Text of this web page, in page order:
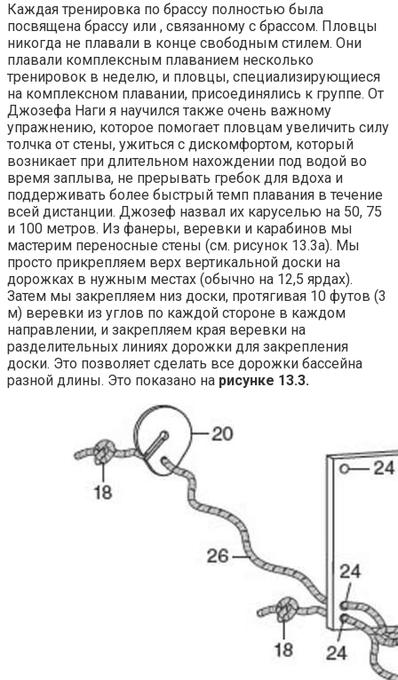
Каждая тренировка по брассу полностью была
посвящена брассу или , связанному с брассом. Пловцы
никогда не плавали в конце свободным стилем. Они
плавали комплексным плаванием несколько
тренировок в неделю, и пловцы, специализирующиеся
на комплексном плавании, присоединялись к группе. От
Джозефа Наги я научился также очень важному
упражнению, которое помогает пловцам увеличить силу
толчка от стены, ужиться с дискомфортом, который
возникает при длительном нахождении под водой во
время заплыва, не прерывать гребок для вдоха и
поддерживать более быстрый темп плавания в течение
всей дистанции. Джозеф назвал их каруселью на 50, 75
и 100 метров. Из фанеры, веревки и карабинов мы
мастерим переносные стены (см. рисунок 13.3а). Мы
просто прикрепляем верх вертикальной доски на
дорожках в нужным местах (обычно на 12,5 ярдах).
Затем мы закрепляем низ доски, протягивая 10 футов (3
м) веревки из углов по каждой стороне в каждом
направлении, и закрепляем края веревки на
разделительных линиях дорожки для закрепления
доски. Это позволяет сделать все дорожки бассейна
разной длины. Это показано на рисунке 13.3.